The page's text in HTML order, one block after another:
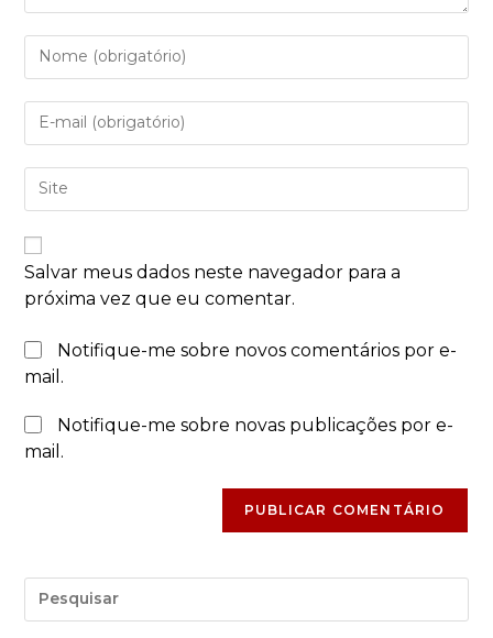
Salvar meus dados neste navegador para a
próxima vez que eu comentar.
Notifique-me sobre novos comentários por e-
mail.
Notifique-me sobre novas publicações por e-
mail.